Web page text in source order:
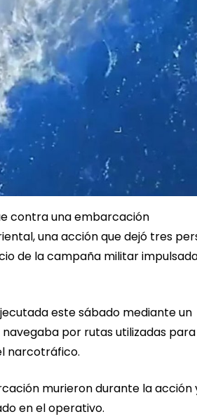
contra una embarcación
una acción que dejó tres
de la campaña militar
este sábado mediante un
por rutas utilizadas
narcotráfico.
murieron durante la acción
en el operativo.